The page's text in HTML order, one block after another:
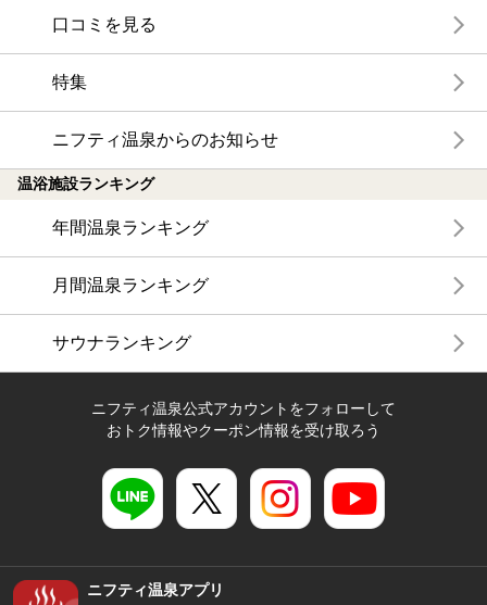
口コミを見る
特集
ニフティ温泉からのお知らせ
温浴施設ランキング
年間温泉ランキング
月間温泉ランキング
サウナランキング
ニフティ温泉公式アカウントをフォローして
おトク情報やクーポン情報を受け取ろう
ニフティ温泉アプリ